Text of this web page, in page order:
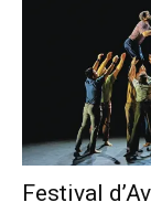
Festival